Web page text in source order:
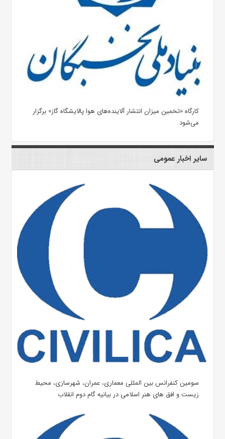
کارگاه «تخمین میزان انتشار آلاینده‌های هوا پالایشگاه گاز»​ برگزار
می‌شود
سایر اخبار عمومی
سومین کنفرانس بین المللی معماری، عمران، شهرسازی، محیط
زیست و افق های هنر اسلامی در بیانیه گام دوم انقلاب